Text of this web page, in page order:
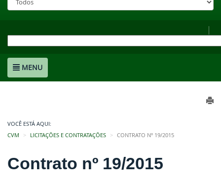
MENU
VOCÊ ESTÁ AQUI:
CVM
LICITAÇÕES E CONTRATAÇÕES CONTRATO Nº 19/2015
Contrato nº 19/2015